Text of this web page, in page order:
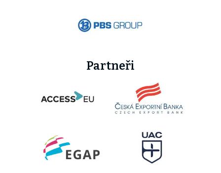
Partneři